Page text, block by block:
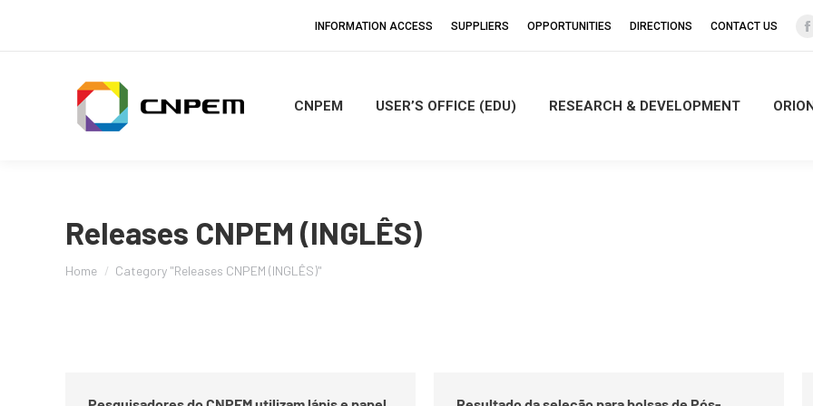
INFORMATION ACCESS SUPPLIERS OPPORTUNITIES DIRECTIONS CONTACT US
CNPEM USER’S OFFICE (EDU) RESEARCH & DEVELOPMENT
Releases CNPEM (INGLÊS)
Home Category "Releases CNPEM (INGLÊS)"